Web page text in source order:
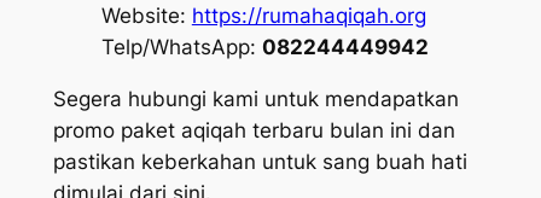
Website: https://rumahaqiqah.org
Telp/WhatsApp: 082244449942
Segera hubungi kami untuk mendapatkan
promo paket aqiqah terbaru bulan ini dan
pastikan keberkahan untuk sang buah hati
dimulai dari sini.